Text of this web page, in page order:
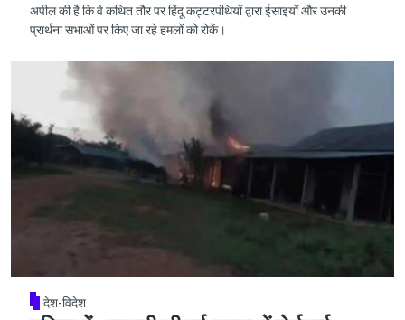
अपील की है कि वे कथित तौर पर हिंदू कट्टरपंथियों द्वारा ईसाइयों और उनकी
प्रार्थना सभाओं पर किए जा रहे हमलों को रोकें।
देश-विदेश